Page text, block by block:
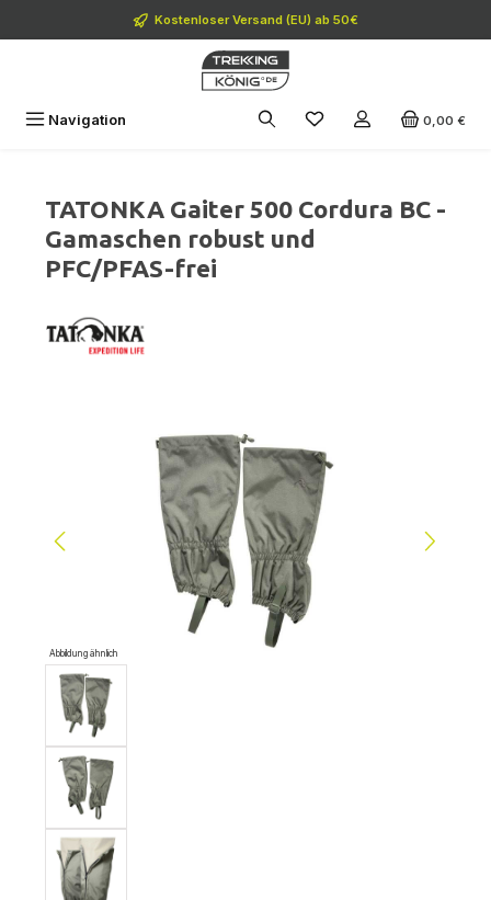
Zum Hauptinhalt springenKostenloser Versand (EU) ab 50€
Navigation 0,00 €
TATONKA Gaiter 500 Cordura BC -
Gamaschen robust und
PFC/PFAS-frei
Abbildung ähnlich